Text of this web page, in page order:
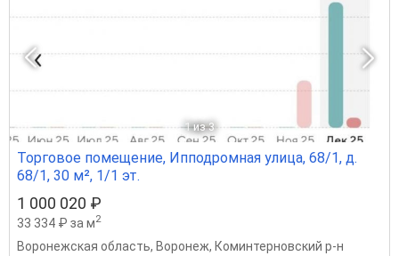
1 из 3
Торговое помещение, Ипподромная улица, 68/1, д.
68/1, 30 м², 1/1 эт.
1 000 020 ₽
33 334 ₽ за м2
Воронежская область, Воронеж, Коминтерновский р-н